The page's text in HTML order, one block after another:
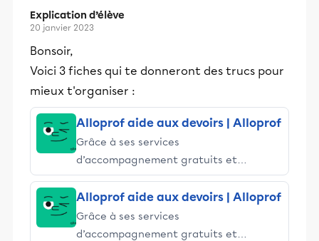
Explication d’élève
20 janvier 2023
Bonsoir,
Voici 3 fiches qui te donneront des trucs pour
mieux t'organiser :
Alloprof aide aux devoirs | Alloprof
Grâce à ses services
d’accompagnement gratuits et
stimulants, Alloprof engage les élèves
et leurs parents dans la réussite
éducative.
Alloprof aide aux devoirs | Alloprof
Grâce à ses services
d’accompagnement gratuits et